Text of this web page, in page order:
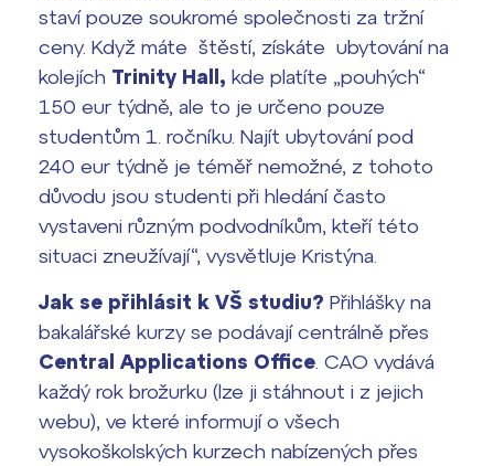
staví pouze soukromé společnosti za tržní
ceny. Když máte štěstí, získáte ubytování na
kolejích Trinity Hall, kde platíte „pouhých“
150 eur týdně, ale to je určeno pouze
studentům 1. ročníku. Najít ubytování pod
240 eur týdně je téměř nemožné, z tohoto
důvodu jsou studenti při hledání často
vystaveni různým podvodníkům, kteří této
situaci zneužívají“, vysvětluje Kristýna.
Jak se přihlásit k VŠ studiu? Přihlášky na
bakalářské kurzy se podávají centrálně přes
Central Applications Office . CAO vydává
každý rok brožurku (lze ji stáhnout i z jejich
webu), ve které informují o všech
vysokoškolských kurzech nabízených přes